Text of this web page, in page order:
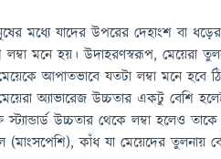
মধ্যে যাদের উপরের দেহাংশ বা
মনে হয়। উদাহরণস্বরূপ, মেয়েরা
আপাতভাবে যতটা লম্বা মনে হবে
অ্যাভারেজ উচ্চতার একটু বেশি
স্ট্যান্ডার্ড উচ্চতার থেকে লম্বা হলেও
(মাংসপেশি), কাঁধ যা মেয়েদের